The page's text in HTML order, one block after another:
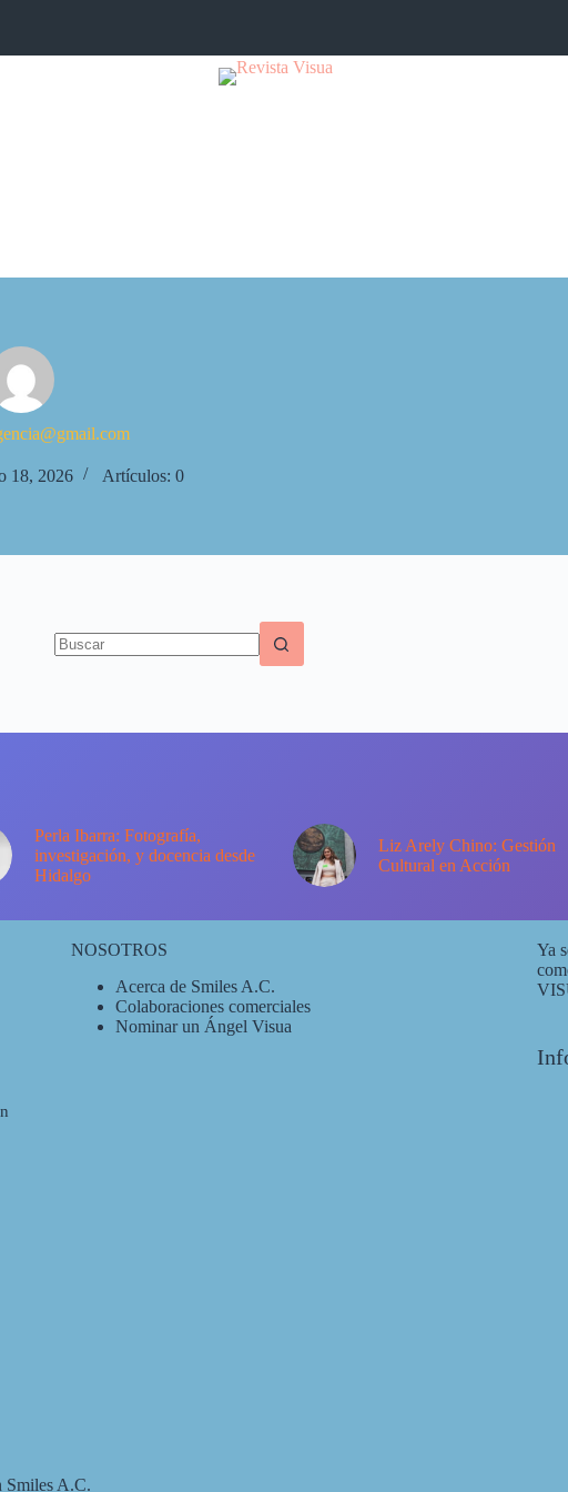
18, 2026 Artículos: 0
Perla Ibarra: Fotografía,
investigación, y docencia desde
Hidalgo
Liz Arely Chino: Gestión
Cultural en Acción
NOSOTROS
Acerca de Smiles A.C.
Colaboraciones comerciales
Nominar un Ángel Visua
Ya
Smiles A.C.